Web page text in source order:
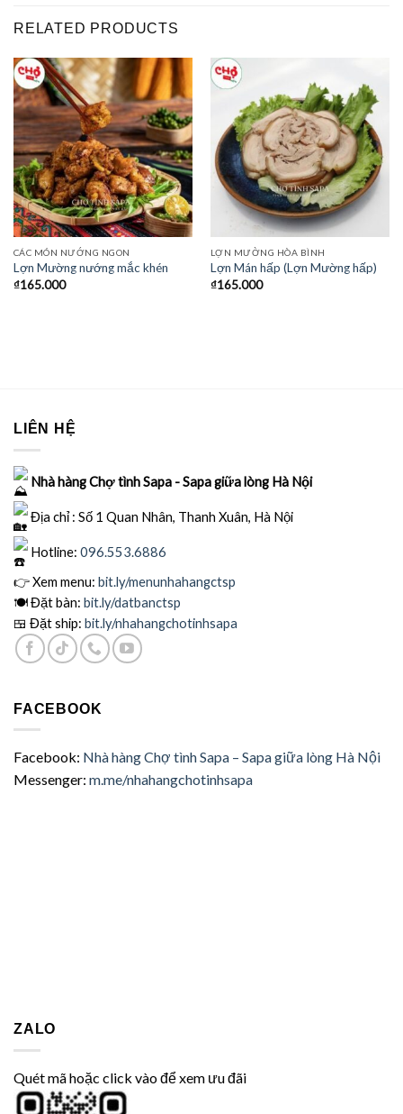
RELATED PRODUCTS
CÁC MÓN NƯỚNG NGON
Lợn Mường nướng mắc khén
₫165.000
LỢN MƯỜNG HÒA BÌNH
Lợn Mán hấp (Lợn Mường hấp)
₫165.000
LIÊN HỆ
Nhà hàng Chợ tình Sapa - Sapa giữa lòng Hà Nội
Địa chỉ : Số 1 Quan Nhân, Thanh Xuân, Hà Nội
Hotline: 096.553.6886
👉 Xem menu: bit.ly/menunhahangctsp
🍽Đặt bàn: bit.ly/datbanctsp
🍱 Đặt ship: bit.ly/nhahangchotinhsapa
FACEBOOK
Facebook: Nhà hàng Chợ tình Sapa – Sapa giữa lòng Hà Nội
Messenger: m.me/nhahangchotinhsapa
ZALO
Quét mã hoặc click vào để xem ưu đãi